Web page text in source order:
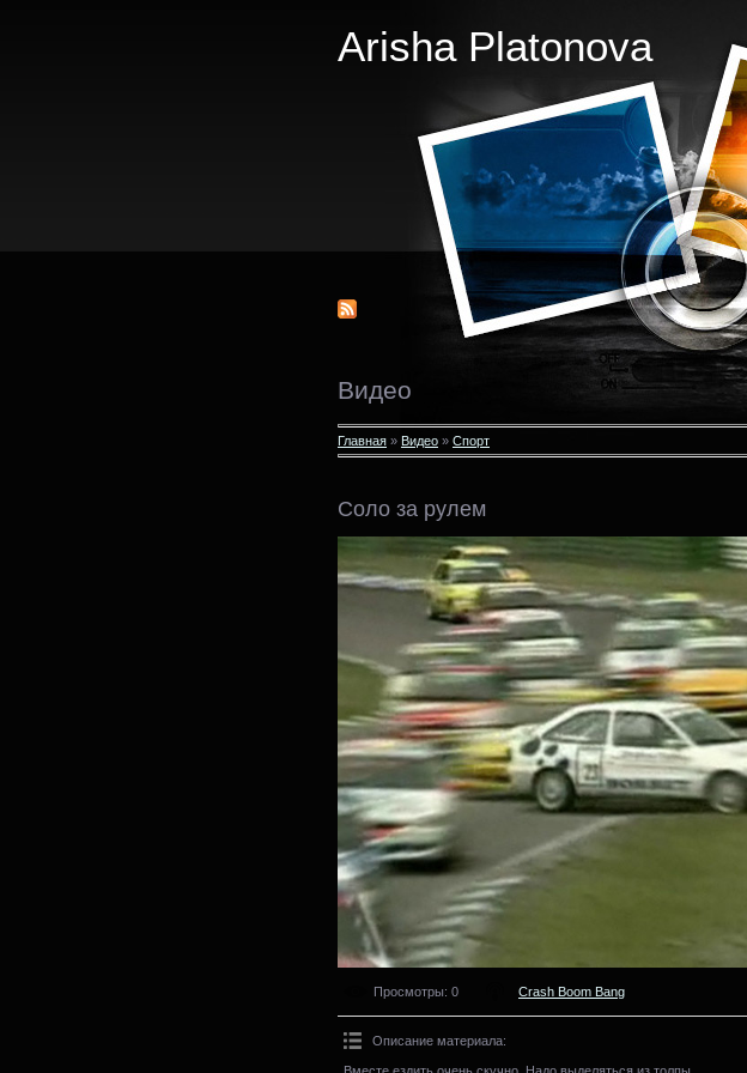
Arisha Platonova
Видео
Главная » Видео » Спорт
Соло за рулем
Просмотры: 0 Crash Boom Bang
Описание материала:
Вместе ездить очень скучно. Надо выделяться из толпы.